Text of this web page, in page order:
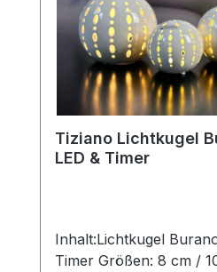
Tiziano Lichtkugel
LED & Timer
Inhalt:Lichtkugel
Timer Größen: 8 cm /